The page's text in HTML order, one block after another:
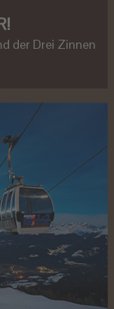
der Drei Zinnen